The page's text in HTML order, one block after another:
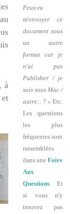
à
Peux-tu
m'envoyer ce
document sous
un autre
format car je
n'ai pas
Publisher / je
suis sous Mac /
autre... ? » Etc.
Les questions
les plus
fréquentes sont
rassemblées
dans une Foire
Aux
Questions . Et
si vous n'y
trouvez pas